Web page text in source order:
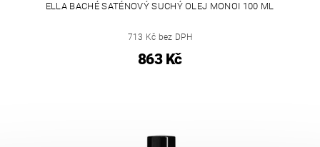
ELLA BACHÉ SATÉNOVÝ SUCHÝ OLEJ MONOI 100 ML
713 Kč bez DPH
863 Kč